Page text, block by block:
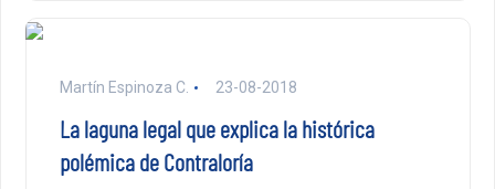
Martín Espinoza C. 23-08-2018
La laguna legal que explica la histórica
polémica de Contraloría